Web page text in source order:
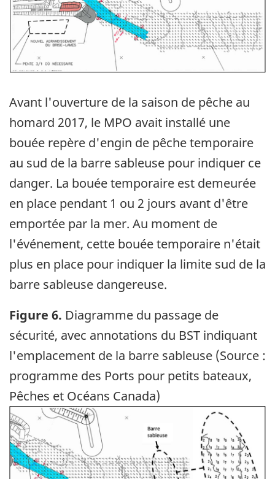
Avant l'ouverture de la saison de pêche au
homard 2017, le MPO avait installé une
bouée repère d'engin de pêche temporaire
au sud de la barre sableuse pour indiquer ce
danger. La bouée temporaire est demeurée
en place pendant 1 ou 2 jours avant d'être
emportée par la mer. Au moment de
l'événement, cette bouée temporaire n'était
plus en place pour indiquer la limite sud de la
barre sableuse dangereuse.
Figure 6. Diagramme du passage de
sécurité, avec annotations du BST indiquant
l'emplacement de la barre sableuse (Source :
programme des Ports pour petits bateaux,
Pêches et Océans Canada)
Image